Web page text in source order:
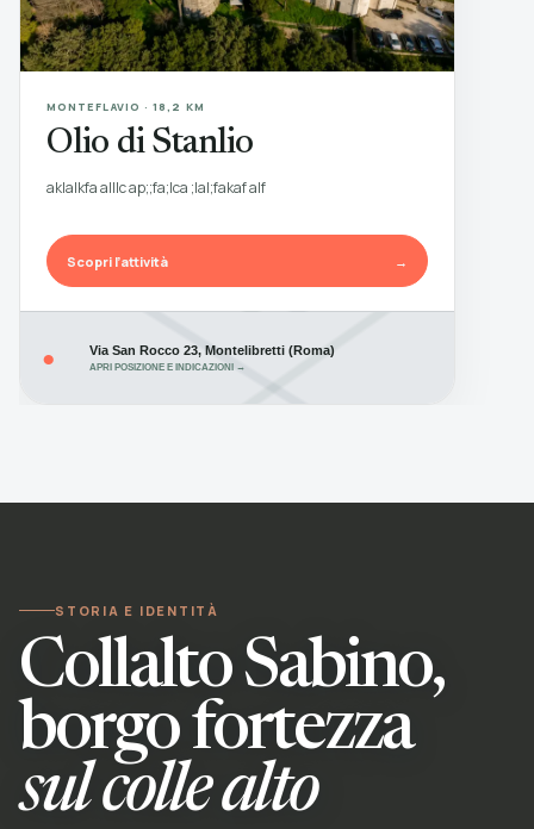
MONTEFLAVIO · 18,2 KM
Olio di Stanlio
aklalkfa alllc ap;;fa;lca ;lal;fakaf alf
Scopri l’attività →
● Via San Rocco 23, Montelibretti (Roma)
APRI POSIZIONE E INDICAZIONI →
STORIA E IDENTITÀ
Collalto Sabino,
borgo fortezza
sul colle alto